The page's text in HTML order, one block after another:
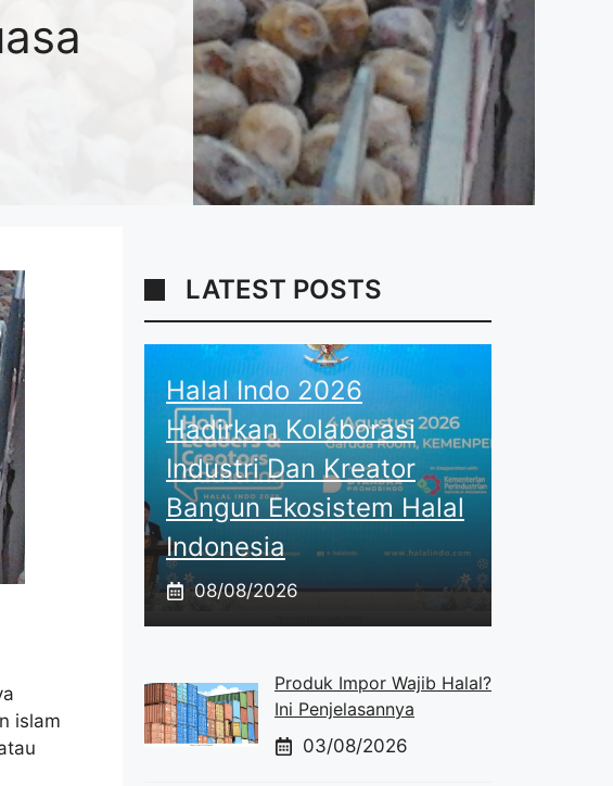
islam
LATEST POSTS
Halal Indo 2026
Hadirkan Kolaborasi
Industri Dan Kreator
Bangun Ekosistem Halal
Indonesia
08/08/2026
Produk Impor Wajib Halal?
Ini Penjelasannya
03/08/2026